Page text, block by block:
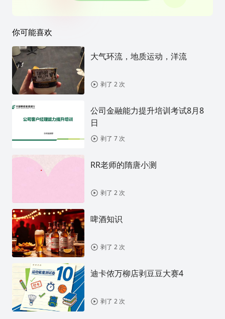
你可能喜欢
大气环流，地质运动，洋流
剥了 2 次
公司金融能力提升培训考试8月8
日
剥了 7 次
RR老师的隋唐小测
剥了 2 次
啤酒知识
剥了 2 次
迪卡侬万柳店剥豆豆大赛4
剥了 2 次